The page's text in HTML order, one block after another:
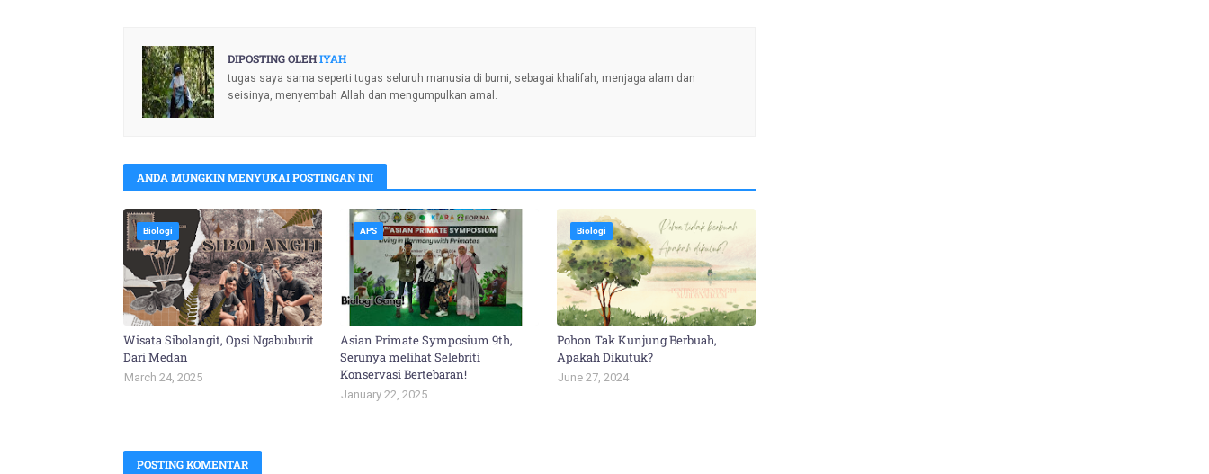
DIPOSTING OLEHIYAH
tugas saya sama seperti tugas seluruh manusia di bumi, sebagai khalifah, menjaga alam dan
seisinya, menyembah Allah dan mengumpulkan amal.
ANDA MUNGKIN MENYUKAI POSTINGAN INI
Biologi
Wisata Sibolangit, Opsi Ngabuburit
Dari Medan
March 24, 2025
APS
Asian Primate Symposium 9th,
Serunya melihat Selebriti
Konservasi Bertebaran!
January 22, 2025
Biologi
Pohon Tak Kunjung Berbuah,
Apakah Dikutuk?
June 27, 2024
POSTING KOMENTAR